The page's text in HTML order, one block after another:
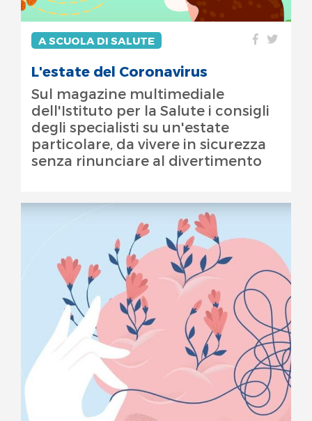
A SCUOLA DI SALUTE
L'estate del Coronavirus
Sul magazine multimediale
dell'Istituto per la Salute i consigli
degli specialisti su un'estate
particolare, da vivere in sicurezza
senza rinunciare al divertimento